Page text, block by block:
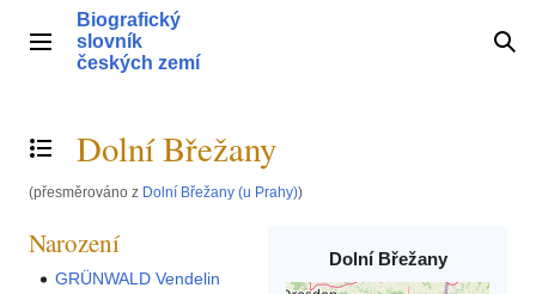
obsahHlavní menu
Biografický
slovník
českých zemí
Přepnout obsah
Dolní Břežany
(přesměrováno z Dolní Břežany (u Prahy))
Dolní Břežany
Narození
GRÜNWALD Vendelin